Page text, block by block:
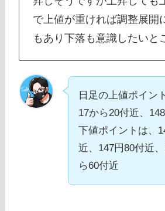
で上値が重ければ調整展開
もあり下落も意識したいと
日足の上値ポイン
17から20付近、
下値ポイントは、
近、147円80付近
ら60付近